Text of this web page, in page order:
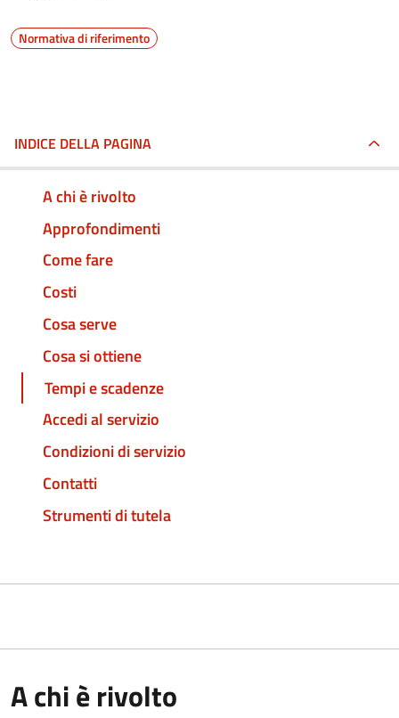
Normativa di riferimento
INDICE DELLA PAGINA
A chi è rivolto
Approfondimenti
Come fare
Costi
Cosa serve
Cosa si ottiene
Tempi e scadenze
Accedi al servizio
Condizioni di servizio
Contatti
Strumenti di tutela
A chi è rivolto